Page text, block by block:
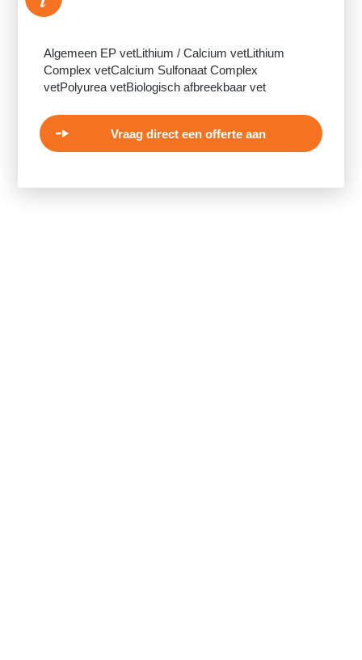
Algemeen EP vetLithium / Calcium vetLithium
Complex vetCalcium Sulfonaat Complex
vetPolyurea vetBiologisch afbreekbaar vet
Vraag direct een offerte aan